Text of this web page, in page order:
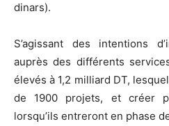
dinars).
S’agissant des intentions
auprès des différents
élevés à 1,2 milliard DT,
de 1900 projets, et créer
lorsqu’ils entreront en phase